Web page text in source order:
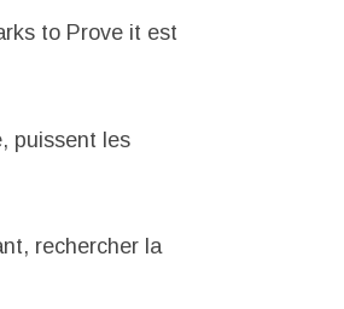
to Prove it est
puissent les
rechercher la